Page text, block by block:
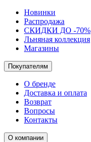
Новинки
Распродажа
СКИДКИ ДО -70%
Льняная коллекция
Магазины
Покупателям
О бренде
Доставка и оплата
Возврат
Вопросы
Контакты
О компании